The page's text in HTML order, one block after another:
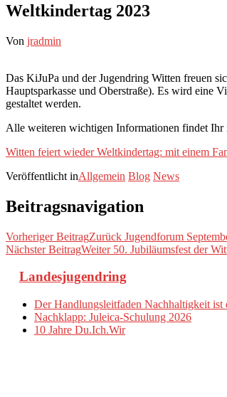
Weltkindertag 2023
Von jradmin
Das KiJuPa und der Jugendring Witten freuen
Hauptsparkasse und Oberstraße). Es wird eine
gestaltet werden.
Alle weiteren wichtigen Informationen findet Ihr
Witten feiert wieder Weltkindertag: mit einem
Veröffentlicht inAllgemein Blog News
Beitragsnavigation
Vorheriger BeitragZurück Jugendforum
Nächster BeitragWeiter 50. Jubiläumsfest der
Landesjugendring
Der Handlungsleitfaden Nachhaltigkeit ist
Nachklapp: Juleica-Schulung 2026
10 Jahre Du.Ich.Wir